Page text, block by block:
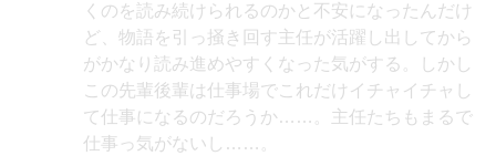
くのを読み続けられるのかと不安になったんだけ
ど、物語を引っ掻き回す主任が活躍し出してから
がかなり読み進めやすくなった気がする。しかし
この先輩後輩は仕事場でこれだけイチャイチャし
て仕事になるのだろうか……。主任たちもまるで
仕事っ気がないし……。